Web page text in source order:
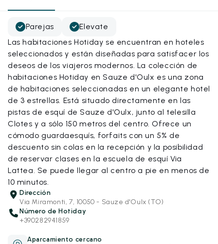
Parejas
Elevate
Las habitaciones Hotiday se encuentran en hoteles
seleccionados y están diseñadas para satisfacer los
deseos de los viajeros modernos. La colección de
habitaciones Hotiday en Sauze d'Oulx es una zona
de habitaciones seleccionadas en un elegante hotel
de 3 estrellas. Está situado directamente en las
pistas de esquí de Sauze d'Oulx, junto al telesilla
Clotes y a sólo 150 metros del centro. Ofrece un
cómodo guardaesquís, forfaits con un 5% de
descuento sin colas en la recepción y la posibilidad
de reservar clases en la escuela de esquí Via
Lattea. Se puede llegar al centro a pie en menos de
10 minutos.
Dirección
Via Miramonti, 7, 10050 - Sauze d'Oulx (TO)
Número de Hotiday
+390282941859
Aparcamiento cercano